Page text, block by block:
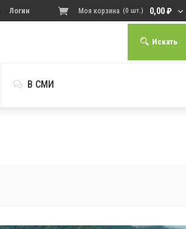
Логин Моя корзина (0 шт.) 0,00₽
Искать
В СМИ